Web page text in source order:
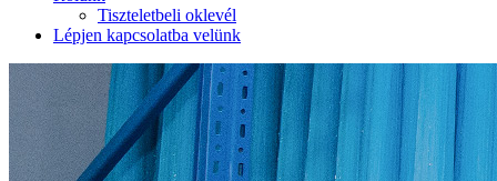
Tiszteletbeli oklevél
Lépjen kapcsolatba velünk